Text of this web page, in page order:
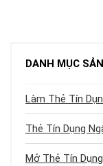
DANH MỤC
Làm Thẻ Tín
Thẻ Tín Dụng
Mở Thẻ Tín Dụng